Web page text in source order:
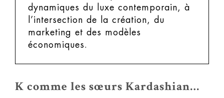
dynamiques du luxe contemporain, à
l’intersection de la création, du
marketing et des modèles
économiques.
K comme les sœurs Kardashian…